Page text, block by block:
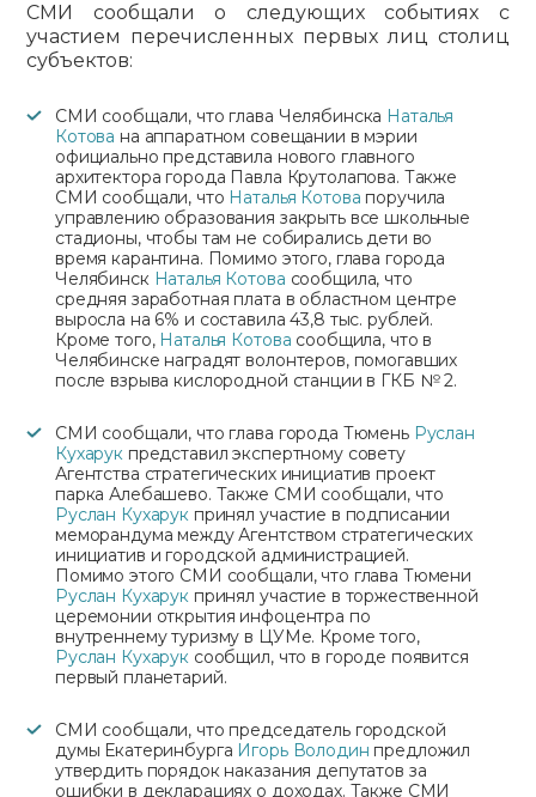
СМИ сообщали о следующих событиях с
участием перечисленных первых лиц столиц
субъектов:
СМИ сообщали, что глава Челябинска Наталья
Котова на аппаратном совещании в мэрии
официально представила нового главного
архитектора города Павла Крутолапова. Также
СМИ сообщали, что Наталья Котова поручила
управлению образования закрыть все школьные
стадионы, чтобы там не собирались дети во
время карантина. Помимо этого, глава города
Челябинск Наталья Котова сообщила, что
средняя заработная плата в областном центре
выросла на 6% и составила 43,8 тыс. рублей.
Кроме того, Наталья Котова сообщила, что в
Челябинске наградят волонтеров, помогавших
после взрыва кислородной станции в ГКБ № 2.
СМИ сообщали, что глава города Тюмень Руслан
Кухарук представил экспертному совету
Агентства стратегических инициатив проект
парка Алебашево. Также СМИ сообщали, что
Руслан Кухарук принял участие в подписании
меморандума между Агентством стратегических
инициатив и городской администрацией.
Помимо этого СМИ сообщали, что глава Тюмени
Руслан Кухарук принял участие в торжественной
церемонии открытия инфоцентра по
внутреннему туризму в ЦУМе. Кроме того,
Руслан Кухарук сообщил, что в городе появится
первый планетарий.
СМИ сообщали, что председатель городской
думы Екатеринбурга Игорь Володин предложил
утвердить порядок наказания депутатов за
ошибки в декларациях о доходах. Также СМИ